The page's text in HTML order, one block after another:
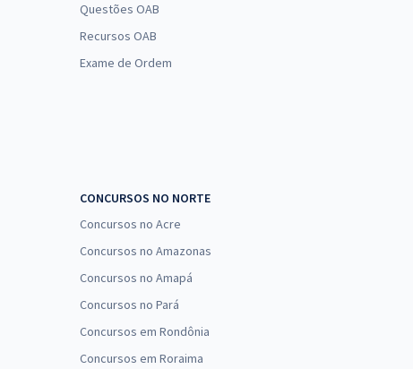
Questões OAB
Recursos OAB
Exame de Ordem
CONCURSOS NO NORTE
Concursos no Acre
Concursos no Amazonas
Concursos no Amapá
Concursos no Pará
Concursos em Rondônia
Concursos em Roraima